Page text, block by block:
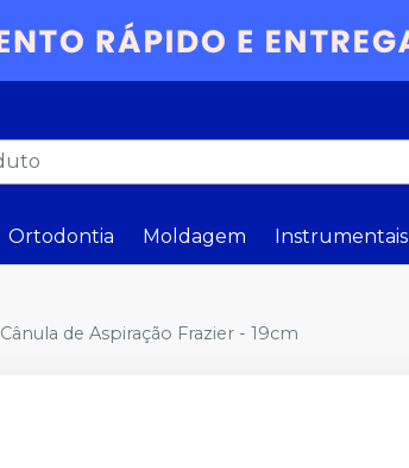
Ortodontia Moldagem Instrumentais
Cânula de Aspiração Frazier - 19cm